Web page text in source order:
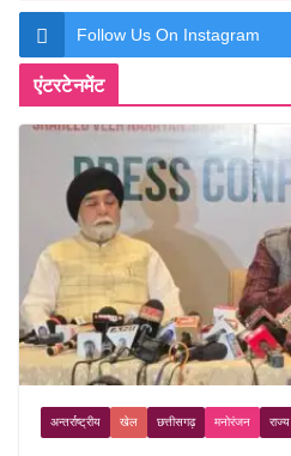
Follow Us On Instagram
एंटरटेनमेंट
अन्तर्राष्ट्रीय खेल छत्तीसगढ़ मनोरंजन राज्य